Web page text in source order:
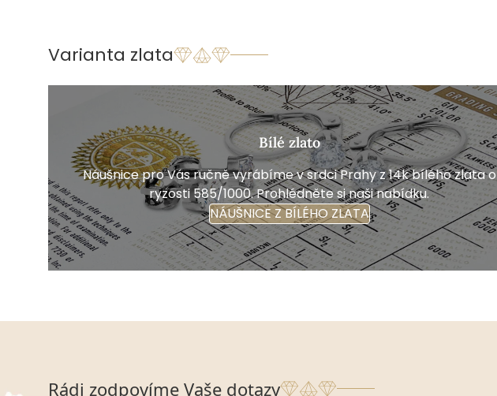
Varianta zlata
Bílé zlato
Náušnice pro Vás ručně vyrábíme v srdci Prahy z 14k bílého zlata o
ryzosti 585/1000. Prohlédněte si naši nabídku.
NÁUŠNICE Z BÍLÉHO ZLATA
Rádi zodpovíme Vaše dotazy